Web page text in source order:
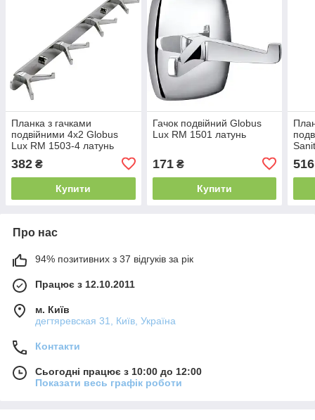
Планка з гачками
подвійними 4х2 Globus
Lux RM 1503-4 латунь
382 ₴
Купити
Гачок подвійний Globus
Lux RM 1501 латунь
171₴
Купити
516
Про нас
94% позитивних з 37 відгуків за рік
Працює з 12.10.2011
м. Київ
дегтяревская 31, Київ, Україна
Контакти
Сьогодні працює з 10:00 до 12:00
Показати весь графік роботи